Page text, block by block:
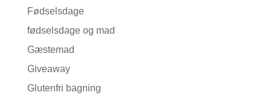
Fødselsdage
fødselsdage og mad
Gæstemad
Giveaway
Glutenfri bagning